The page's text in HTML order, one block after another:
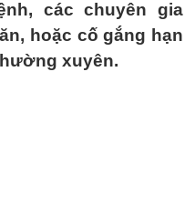
các chuyên gia
hoặc cố gắng hạn
xuyên.